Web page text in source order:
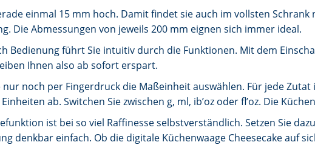
einmal 15 mm hoch. Damit findet sie auch im vollsten
Die Abmessungen von jeweils 200 mm eignen sich immer ideal.
Bedienung führt Sie intuitiv durch die Funktionen. Mit dem
Ihnen also ab sofort erspart.
nur noch per Fingerdruck die Maßeinheit auswählen. Für jede
ab. Switchen Sie zwischen g, ml, ib’oz oder fl’oz. Die
ist bei so viel Raffinesse selbstverständlich. Setzen Sie
denkbar einfach. Ob die digitale Küchenwaage Cheesecake auf